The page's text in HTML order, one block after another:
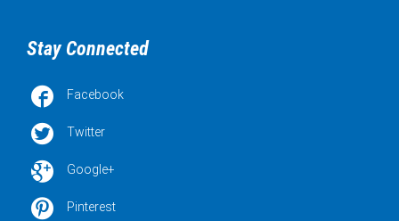
Stay Connected
 Facebook
 Twitter
 Google+
 Pinterest